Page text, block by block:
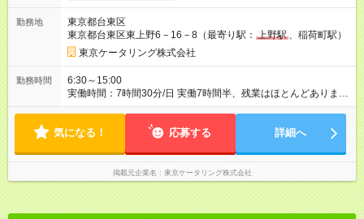
勤務地
東京都台東区
東京都台東区東上野6－16－8（最寄り駅： 上野駅 、稲荷町駅）
東京ケータリング株式会社
勤務時間
6:30～15:00
実働時間：7時間30分/日 実働7時間半、残業はほとんどありませ
ん 超過分は別途支給いたします 勤務開始時間相談OK！
気になる！ 応募する 詳細へ
掲載元企業名 東京ケータリング株式会社